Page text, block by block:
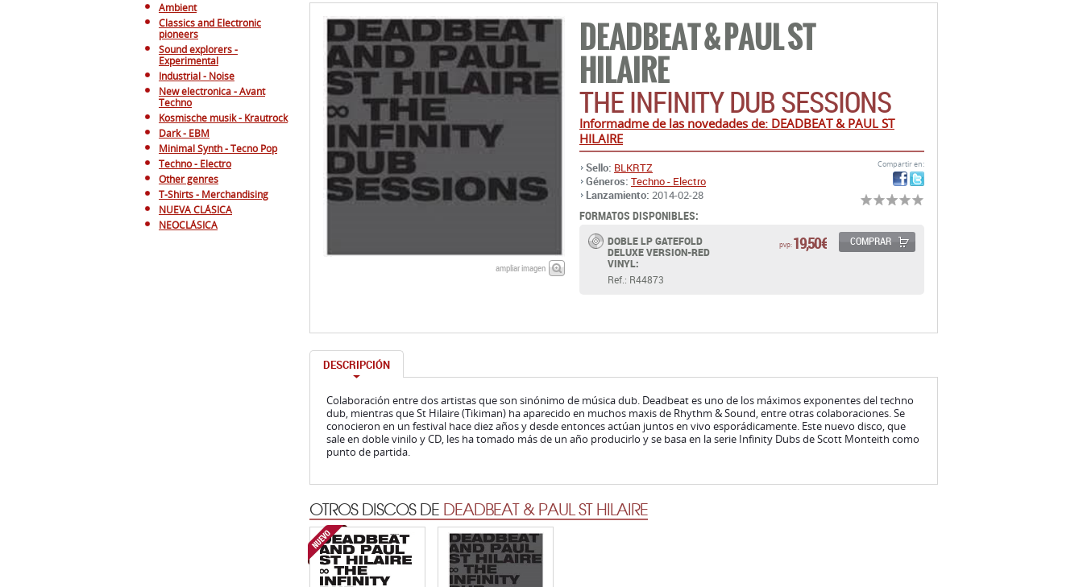
Ambient
Classics and Electronic
pioneers
Sound explorers -
Experimental
Industrial - Noise
New electronica - Avant
Techno
Kosmische musik - Krautrock
Dark - EBM
Minimal Synth - Tecno Pop
Techno - Electro
Other genres
T-Shirts - Merchandising
NUEVA CLÁSICA
NEOCLÁSICA
DEADBEAT & PAUL ST
HILAIRE
THE INFINITY DUB SESSIONS
Informadme de las novedades de: DEADBEAT & PAUL ST
HILAIRE
ampliar imagen
Sello: BLKRTZ
Géneros: Techno - Electro
Lanzamiento: 2014-02-28
Compartir en:
FORMATOS DISPONIBLES:
DOBLE LP GATEFOLD
DELUXE VERSION-RED
VINYL:
Ref.: R44873
pvp:19,50 € COMPRAR
DESCRIPCIÓN
Colaboración entre dos artistas que son sinónimo de música dub. Deadbeat es uno de los máximos exponentes del techno
dub, mientras que St Hilaire (Tikiman) ha aparecido en muchos maxis de Rhythm & Sound, entre otras colaboraciones. Se
conocieron en un festival hace diez años y desde entonces actúan juntos en vivo esporádicamente. Este nuevo disco, que
sale en doble vinilo y CD, les ha tomado más de un año producirlo y se basa en la serie Infinity Dubs de Scott Monteith como
punto de partida.
OTROS DISCOS DE DEADBEAT & PAUL ST HILAIRE